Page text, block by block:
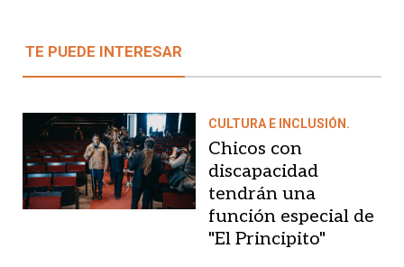
TE PUEDE INTERESAR
CULTURA E INCLUSIÓN.
Chicos con
discapacidad
tendrán una
función especial de
"El Principito"